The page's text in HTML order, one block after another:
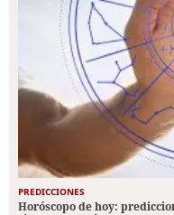
PREDICCIONES
Horóscopo de hoy: